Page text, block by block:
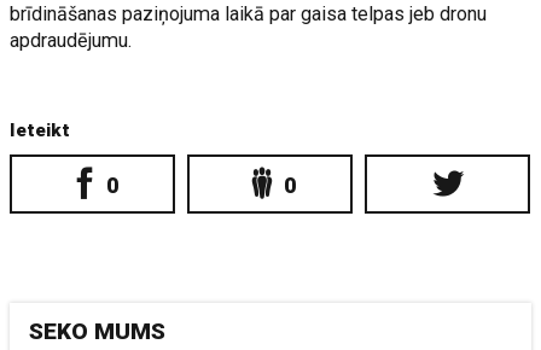
brīdināšanas paziņojuma laikā par gaisa telpas jeb dronu
apdraudējumu.
Ieteikt
0 0
SEKO MUMS